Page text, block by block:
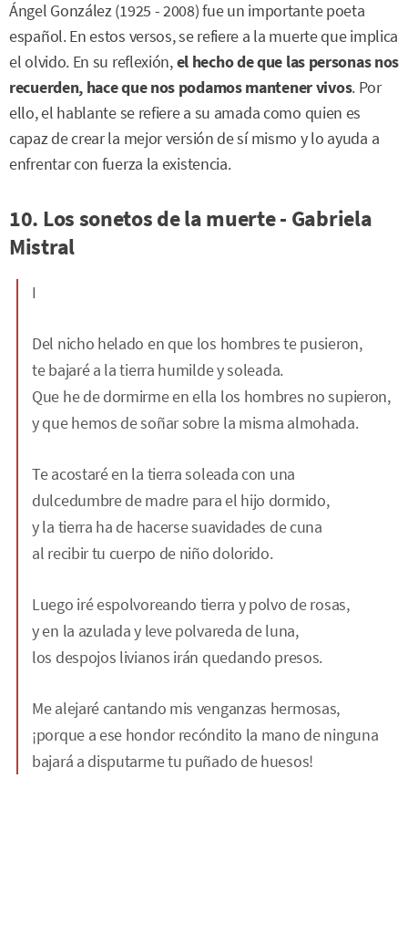
Ángel González (1925 - 2008) fue un importante poeta
español. En estos versos, se refiere a la muerte que implica
el olvido. En su reflexión,el hecho de que las personas nos
recuerden, hace que nos podamos mantener vivos. Por
ello, el hablante se refiere a su amada como quien es
capaz de crear la mejor versión de sí mismo y lo ayuda a
enfrentar con fuerza la existencia.
10. Los sonetos de la muerte - Gabriela
Mistral
I
Del nicho helado en que los hombres te pusieron,
te bajaré a la tierra humilde y soleada.
Que he de dormirme en ella los hombres no supieron,
y que hemos de soñar sobre la misma almohada.
Te acostaré en la tierra soleada con una
dulcedumbre de madre para el hijo dormido,
y la tierra ha de hacerse suavidades de cuna
al recibir tu cuerpo de niño dolorido.
Luego iré espolvoreando tierra y polvo de rosas,
y en la azulada y leve polvareda de luna,
los despojos livianos irán quedando presos.
Me alejaré cantando mis venganzas hermosas,
¡porque a ese hondor recóndito la mano de ninguna
bajará a disputarme tu puñado de huesos!